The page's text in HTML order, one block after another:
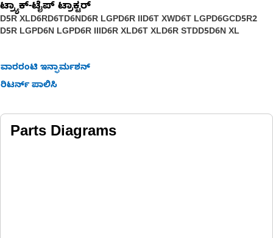
ಟ್ರ್ಯಾಕ್-ಟೈಪ್ ಟ್ರಾಕ್ಟರ್
D5R XLD6RD6TD6ND6R LGPD6R IID6T XWD6T LGPD6GCD5R2
D5R LGPD6N LGPD6R IIID6R XLD6T XLD6R STDD5D6N XL
ವಾರರಂಟಿ ಇನ್ಫಾರ್ಮಶನ್
ರಿಟರ್ನ್ ಪಾಲಿಸಿ
Parts Diagrams